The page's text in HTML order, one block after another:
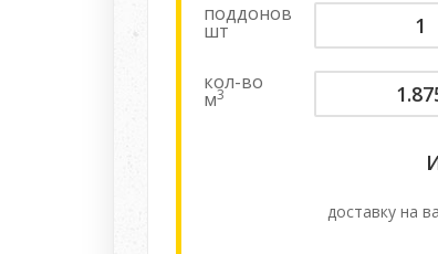
поддонов
шт
кол-во
м3
доставку на